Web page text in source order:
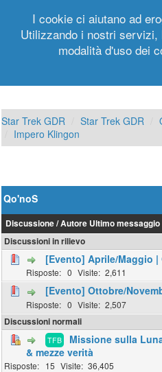
Registrati
Star Trek GDR Star Trek GDR
Impero Klingon
Qo'noS
Discussione/Autore Ultimo messaggio
Discussioni in rilievo
[Evento] Aprile/Maggio
0 2,611
[Evento] Ottobre/
0
2,507
Discussioni normali
TFB
Missione sulla
& mezze verità
15 36,405
I cookie ci aiutano ad
Utilizzando i nostri
modalità d'uso dei